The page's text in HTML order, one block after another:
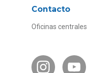
Bases Legales
Contacto
Oficinas centrales